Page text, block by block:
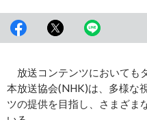
放送コンテンツにおいても
本放送協会(NHK)は、多様な
ツの提供を目指し、さまざま